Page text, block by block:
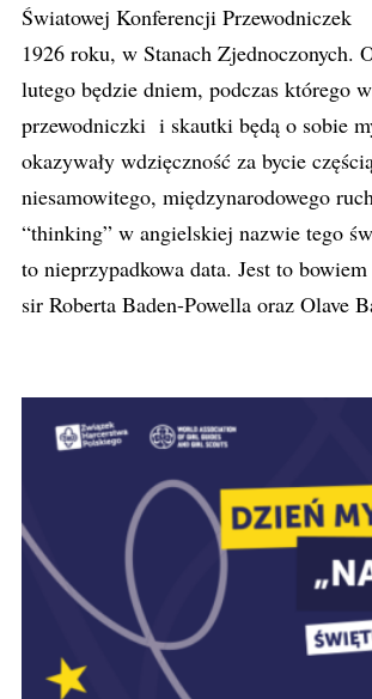
Światowej Konferencji
1926 roku, w Stanach Zjednoczonych.
lutego będzie dniem, podczas którego
przewodniczki i skautki będą o sobie
okazywały wdzięczność za bycie
niesamowitego, międzynarodowego
“thinking” w angielskiej nazwie tego
to nieprzypadkowa data. Jest to
sir Roberta Baden-Powella oraz Olave